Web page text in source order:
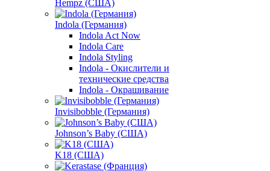
Hempz (США)
Indola (Германия)
Indola Act Now
Indola Care
Indola Styling
Indola - Окислители и
технические средства
Indola - Окрашивание
Invisibobble (Германия)
Johnson’s Baby (США)
K18 (США)